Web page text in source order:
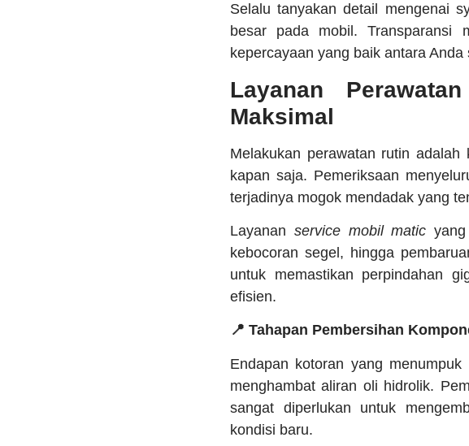
Selalu tanyakan detail mengenai
besar pada mobil. Transparansi
kepercayaan yang baik antara
Layanan
Maksimal
Melakukan perawatan rutin
kapan saja. Pemeriksaan
terjadinya mogok mendadak yang
Layanan service mobil matic
kebocoran segel, hingga
untuk memastikan perpindahan
efisien.
📍 Tahapan Pembersihan
Endapan kotoran yang menumpuk
menghambat aliran oli hidrolik.
sangat diperlukan untuk
kondisi baru.